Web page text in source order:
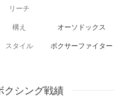
リーチ
構え
オーソドックス
スタイル ボクサーファイター
クシング戦績